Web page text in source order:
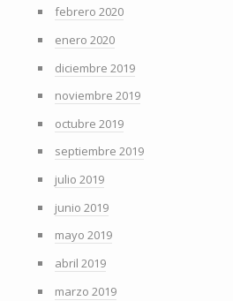
febrero 2020
enero 2020
diciembre 2019
noviembre 2019
octubre 2019
septiembre 2019
julio 2019
junio 2019
mayo 2019
abril 2019
marzo 2019